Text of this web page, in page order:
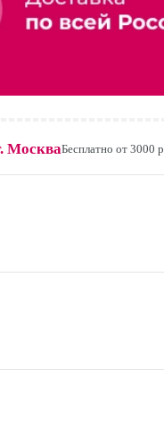
МоскваБесплатно от 3000 р.